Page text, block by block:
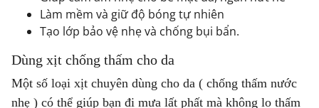
Làm mềm và giữ độ bóng tự nhiên
Tạo lớp bảo vệ nhẹ và chống bụi bẩn.
Dùng xịt chống thấm cho da
Một số loại xịt chuyên dùng cho da ( chống thấm nước
nhẹ ) có thể giúp bạn đi mưa lất phất mà không lo thấm